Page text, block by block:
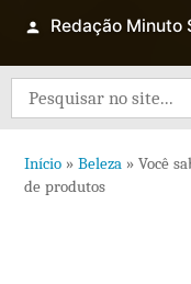
Redação Minuto
Search
for:
Início » Beleza » Você
de produtos